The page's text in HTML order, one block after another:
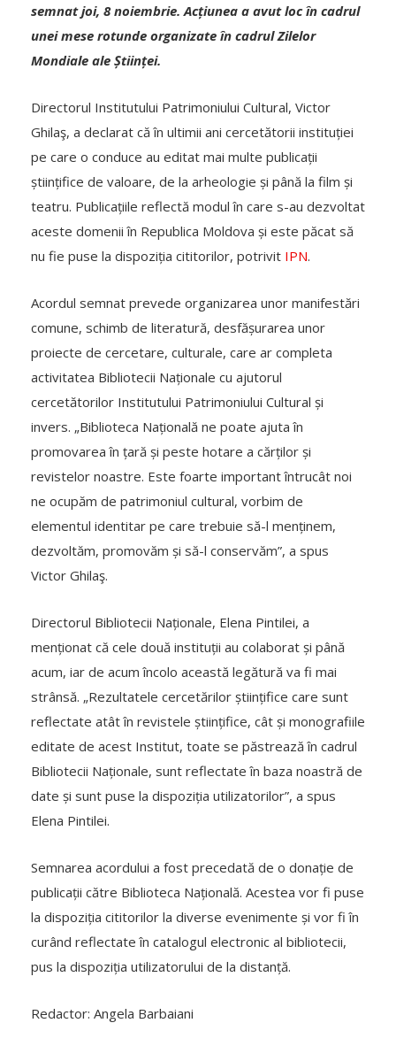
semnat joi, 8 noiembrie. Acțiunea a avut loc în cadrul
unei mese rotunde organizate în cadrul Zilelor
Mondiale ale Științei.
Directorul Institutului Patrimoniului Cultural, Victor
Ghilaş, a declarat că în ultimii ani cercetătorii instituției
pe care o conduce au editat mai multe publicații
științifice de valoare, de la arheologie și până la film și
teatru. Publicațiile reflectă modul în care s-au dezvoltat
aceste domenii în Republica Moldova și este păcat să
nu fie puse la dispoziția cititorilor, potrivit IPN.
Acordul semnat prevede organizarea unor manifestări
comune, schimb de literatură, desfășurarea unor
proiecte de cercetare, culturale, care ar completa
activitatea Bibliotecii Naționale cu ajutorul
cercetătorilor Institutului Patrimoniului Cultural și
invers. „Biblioteca Națională ne poate ajuta în
promovarea în țară și peste hotare a cărților și
revistelor noastre. Este foarte important întrucât noi
ne ocupăm de patrimoniul cultural, vorbim de
elementul identitar pe care trebuie să-l menținem,
dezvoltăm, promovăm și să-l conservăm”, a spus
Victor Ghilaş.
Directorul Bibliotecii Naționale, Elena Pintilei, a
menționat că cele două instituții au colaborat și până
acum, iar de acum încolo această legătură va fi mai
strânsă. „Rezultatele cercetărilor științifice care sunt
reflectate atât în revistele științifice, cât și monografiile
editate de acest Institut, toate se păstrează în cadrul
Bibliotecii Naționale, sunt reflectate în baza noastră de
date și sunt puse la dispoziția utilizatorilor”, a spus
Elena Pintilei.
Semnarea acordului a fost precedată de o donație de
publicații către Biblioteca Națională. Acestea vor fi puse
la dispoziția cititorilor la diverse evenimente și vor fi în
curând reflectate în catalogul electronic al bibliotecii,
pus la dispoziția utilizatorului de la distanță.
Redactor: Angela Barbaiani